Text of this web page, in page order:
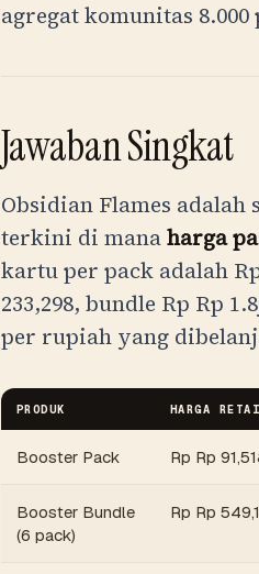
agregat komunitas
Jawaban Singkat
Obsidian Flames adalah
terkini di manaharga
kartu per pack adalah
233,298, bundle Rp Rp
per rupiah yang
PRODUK HARGA
Booster Pack Rp Rp
Booster Bundle
(6 pack)
Rp Rp